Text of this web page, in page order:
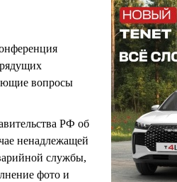
вопросы
РФ об
ненадлежащей
службы,
фото и